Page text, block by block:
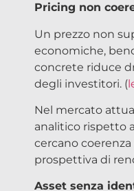
Pricing non
Un prezzo non
economiche,
concrete riduce
degli investitori. (
Nel mercato
analitico rispetto
cercano coerenza
prospettiva di
Asset senza